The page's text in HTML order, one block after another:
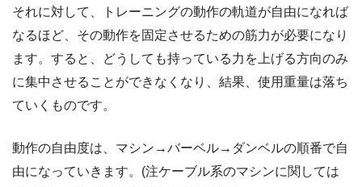
それに対して、トレーニングの動作の軌道が自由になれば
なるほど、その動作を固定させるための筋力が必要になり
ます。すると、どうしても持っている力を上げる方向のみ
に集中させることができなくなり、結果、使用重量は落ち
ていくものです。
動作の自由度は、マシン→バーベル→ダンベルの順番で自
由になっていきます。(注ケーブル系のマシンに関しては